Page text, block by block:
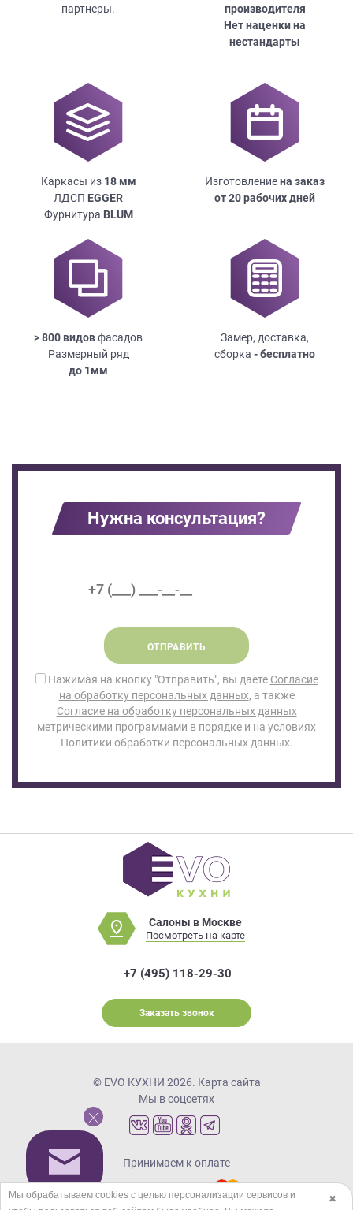
партнеры.
производителя
Нет наценки на
нестандарты
Каркасы из 18мм
ЛДСП EGGER
Фурнитура BLUM
Изготовлениена заказ
от 20 рабочих дней
> 800 видовфасадов
Размерный ряд
до 1мм
Замер, доставка,
сборка - бесплатно
Нужна консультация?
ОТПРАВИТЬ
Нажимая на кнопку "Отправить", вы даете Согласие
на обработку персональных данных, а также
Согласие на обработку персональных данных
метрическими программами в порядке и на условиях
Политики обработки персональных данных.
Салоны в Москве
Посмотреть на карте
+7 (495) 118-29-30
Заказать звонок
© EVO КУХНИ 2026. Карта сайта
Мы в соцсетях
Принимаем к оплате
✖
Мы обрабатываем cookies с целью персонализации сервисов и